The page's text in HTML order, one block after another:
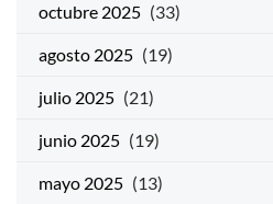
octubre 2025 (33)
agosto 2025 (19)
julio 2025 (21)
junio 2025 (19)
mayo 2025 (13)